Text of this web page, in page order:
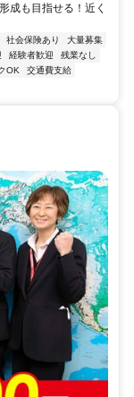
成も目指せる！近く
社会保険あり
大量募集
経験者歓迎
残業なし
OK
交通費支給